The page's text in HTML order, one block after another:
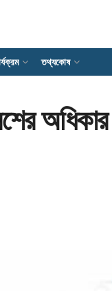
তথ্যকোষ
অধিকার